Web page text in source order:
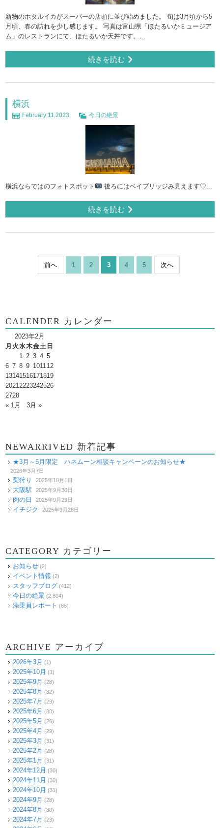
新物のホタルイカがスーパーの店頭に並び始めました。 旬は3月頃から5
月頃、春の訪れを少し感じます。 写真は富山県「ほたるいかミュージア
ム」のレストランにて、ほたるいか天丼です。...
続きを読む
横浜
February 11,2023 今日の絶景
横浜ならではのフォトスポット 後ろにはベイブリッジみ見えます♡...
続きを読む
前へ 1 2 3 4 5 次へ
CALENDER カレンダー
2023年2月
月 火水木金土 日
1 2 3 4 5
6 7 8 9 101112
13141516171819
20212223242526
2728
« 1月
3月 »
NEWARRIVED 新着記事
★3月～5月限定 ハネムーン相談キャンペーンのお知らせ★
2026年3月7日
梨狩り 2025年10月1日
大阪駅 2025年9月30日
肉の日 2025年9月29日
イチジク 2025年9月28日
CATEGORY カテゴリー
お知らせ (2)
イベント情報 (2)
スタッフブログ (412)
今日の絶景 (2,804)
添乗員レポート (85)
ARCHIVE アーカイブ
2026年3月 (1)
2025年10月 (1)
2025年9月 (28)
2025年8月 (32)
2025年7月 (29)
2025年6月 (30)
2025年5月 (26)
2025年4月 (29)
2025年3月 (31)
2025年2月 (28)
2025年1月 (31)
2024年12月 (30)
2024年11月 (30)
2024年10月 (31)
2024年9月 (28)
2024年8月 (30)
2024年7月 (23)